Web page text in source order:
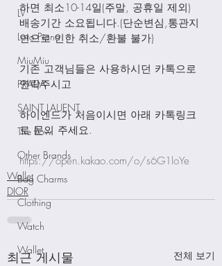
LV
Loro Piana
MiuMiu
PRADA
SAINT LAUENT
The Row
Other Brands
Bag Charms
Clothing
Watch
Wallet
하면 최소10-14일(주말, 공휴일 제외)
배송기간 소요됩니다.(단순변심,통관지
연으로 인한 취소/환불 불가)
기존 고객님들은 사용하시던 카톡으로
연락주시고
하이엔드가 처음이시면 아래 카톡링크
로 문의 주세요.
https://open.kakao.com/o/s6G1loYe
Wallet
DIOR
최근 게시물 전체 보기